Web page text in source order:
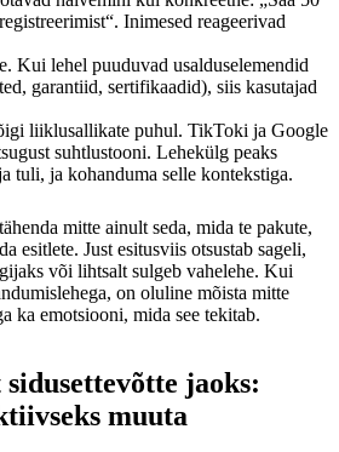
Inimesed reageerivad
Kui lehel puuduvad usalduselemendid
garantiid, sertifikaadid), siis kasutajad
liiklusallikate puhul. TikToki ja Google
suhtlustooni. Lehekülg peaks
tuli, ja kohanduma selle kontekstiga.
mitte ainult seda, mida te pakute,
esitlete. Just esitusviis otsustab sageli,
või lihtsalt sulgeb vahelehe. Kui
on oluline mõista mitte
ka emotsiooni, mida see tekitab.
jaoks:
muuta